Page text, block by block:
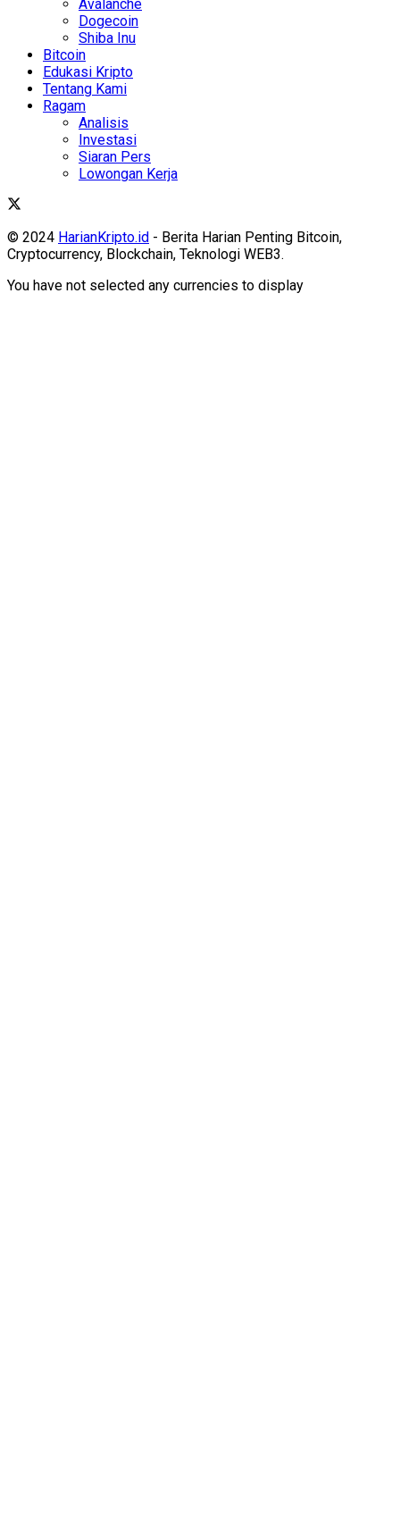
Avalanche
Dogecoin
Shiba Inu
Bitcoin
Edukasi Kripto
Tentang Kami
Ragam
Analisis
Investasi
Siaran Pers
Lowongan Kerja
© 2024 HarianKripto.id - Berita Harian Penting Bitcoin,
Cryptocurrency, Blockchain, Teknologi WEB3.
You have not selected any currencies to display